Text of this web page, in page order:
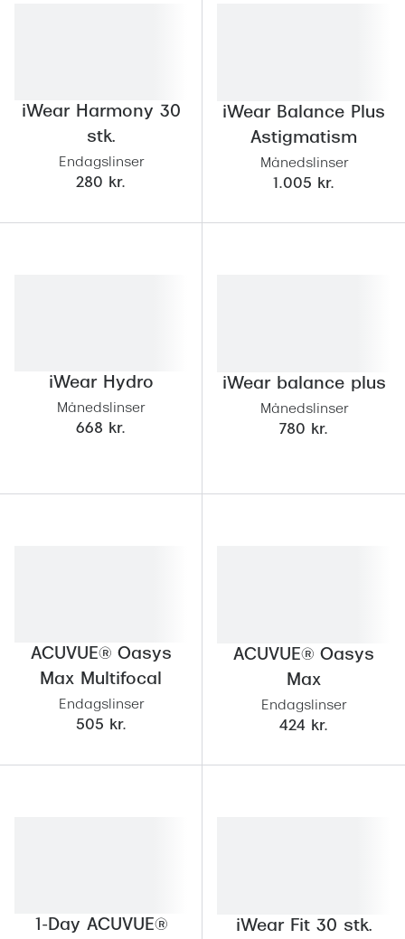
iWear Harmony 30
stk.
Endagslinser
280 kr.
iWear Balance Plus
Astigmatism
Månedslinser
1.005 kr.
iWear Hydro
Månedslinser
668 kr.
iWear balance plus
Månedslinser
780 kr.
ACUVUE® Oasys
Max Multifocal
Endagslinser
505 kr.
ACUVUE® Oasys
Max
Endagslinser
424 kr.
1-Day ACUVUE® iWear Fit 30 stk.